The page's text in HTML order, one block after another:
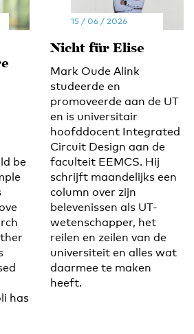
be
has
15 / 06 / 2026
Nicht für Elise
Mark Oude Alink
studeerde en
promoveerde aan de UT
en is universitair
hoofddocent Integrated
Circuit Design aan de
faculteit EEMCS. Hij
schrijft maandelijks een
column over zijn
belevenissen als UT-
wetenschapper, het
reilen en zeilen van de
universiteit en alles wat
daarmee te maken
heeft.